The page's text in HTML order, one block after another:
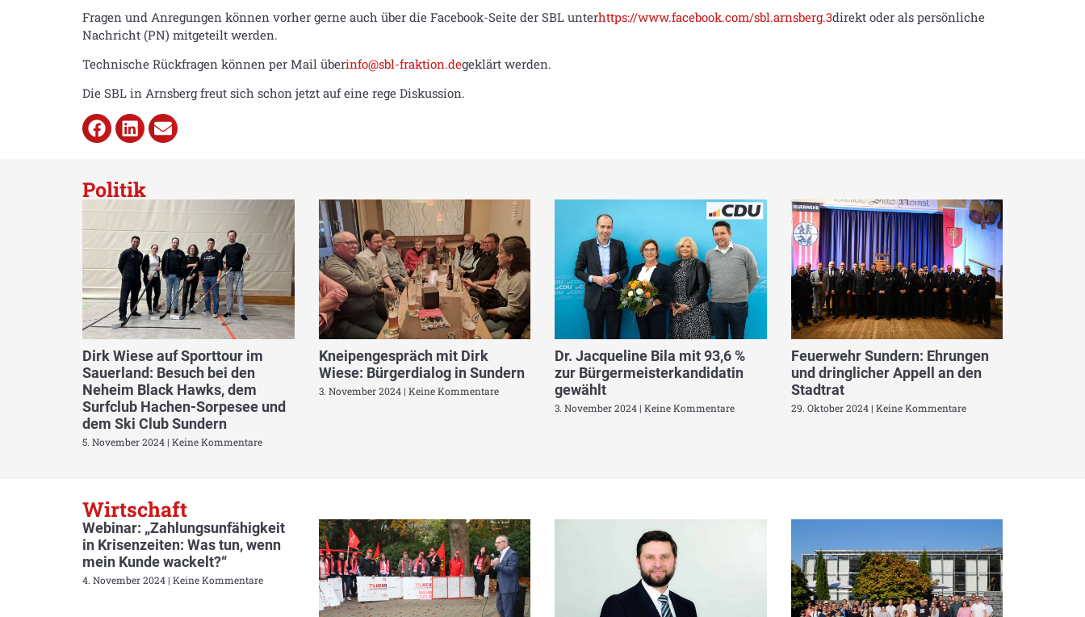
Fragen und Anregungen können vorher gerne auch über die Facebook-Seite der SBL unterhttps://www.facebook.com/sbl.arnsberg.3direkt oder als persönliche
Nachricht (PN) mitgeteilt werden.
Technische Rückfragen können per Mail überinfo@sbl-fraktion.degeklärt werden.
Die SBL in Arnsberg freut sich schon jetzt auf eine rege Diskussion.
Politik
Dirk Wiese auf Sporttour im
Sauerland: Besuch bei den
Neheim Black Hawks, dem
Surfclub Hachen-Sorpesee und
dem Ski Club Sundern
5. November 2024 Keine Kommentare
Kneipengespräch mit Dirk
Wiese: Bürgerdialog in Sundern
3. November 2024 Keine Kommentare
Dr. Jacqueline Bila mit 93,6 %
zur Bürgermeisterkandidatin
gewählt
3. November 2024 Keine Kommentare
Feuerwehr Sundern: Ehrungen
und dringlicher Appell an den
Stadtrat
29. Oktober 2024 Keine Kommentare
Wirtschaft
Webinar: „Zahlungsunfähigkeit
in Krisenzeiten: Was tun, wenn
mein Kunde wackelt?“
4. November 2024 Keine Kommentare